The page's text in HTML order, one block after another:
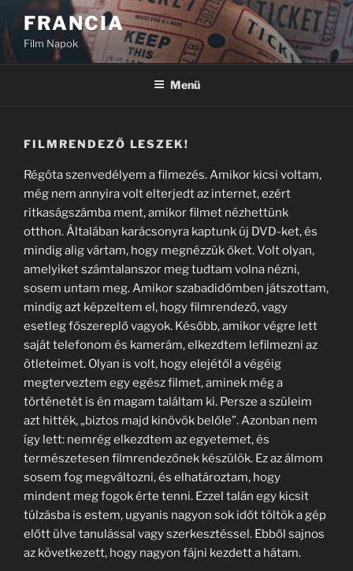
Tartalomhoz
FRANCIA
Film Napok
Menü
FILMRENDEZŐ LESZEK!
Régóta szenvedélyem a filmezés. Amikor kicsi voltam,
még nem annyira volt elterjedt az internet, ezért
ritkaságszámba ment, amikor filmet nézhettünk
otthon. Általában karácsonyra kaptunk új DVD-ket, és
mindig alig vártam, hogy megnézzük őket. Volt olyan,
amelyiket számtalanszor meg tudtam volna nézni,
sosem untam meg. Amikor szabadidőmben játszottam,
mindig azt képzeltem el, hogy filmrendező, vagy
esetleg főszereplő vagyok. Később, amikor végre lett
saját telefonom és kamerám, elkezdtem lefilmezni az
ötleteimet. Olyan is volt, hogy elejétől a végéig
megterveztem egy egész filmet, aminek még a
történetét is én magam találtam ki. Persze a szüleim
azt hitték, „biztos majd kinövök belőle”. Azonban nem
így lett: nemrég elkezdtem az egyetemet, és
természetesen filmrendezőnek készülök. Ez az álmom
sosem fog megváltozni, és elhatároztam, hogy
mindent meg fogok érte tenni. Ezzel talán egy kicsit
túlzásba is estem, ugyanis nagyon sok időt töltök a gép
előtt ülve tanulással vagy szerkesztéssel. Ebből sajnos
az következett, hogy nagyon fájni kezdett a hátam.